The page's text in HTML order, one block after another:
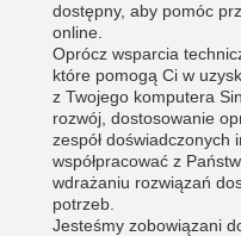
dostępny, aby pomóc
online.
Oprócz wsparcia
które pomogą Ci w
z Twojego komputera
rozwój, dostosowanie
zespół
współpracować z
wdrażaniu rozwiązań
potrzeb.
Jesteśmy zobowiązani